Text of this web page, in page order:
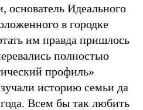
основатель Идеального
в городке
им правда пришлось
полностью
профиль»
историю семьи да
Всем бы так любить